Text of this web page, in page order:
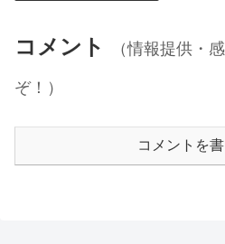
コメント
（情報提供・
ぞ！）
コメントを